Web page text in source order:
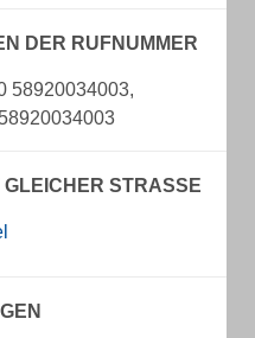
DER RUFNUMMER
58920034003,
STRASSE